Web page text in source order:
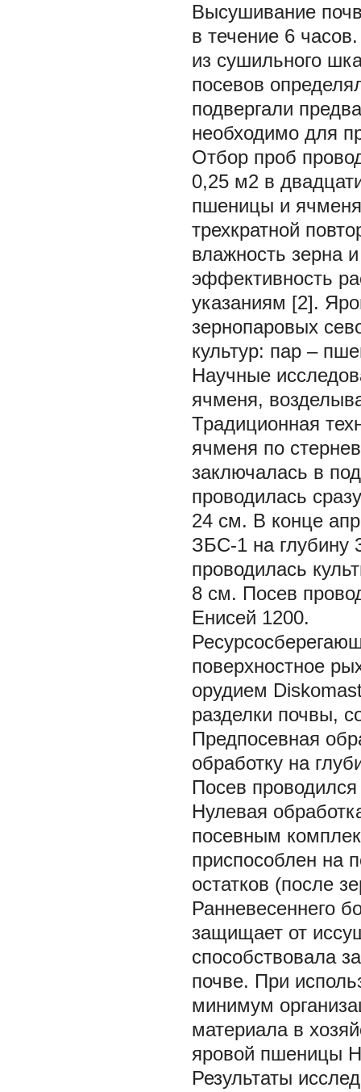
Высушивание
в течение 6
из сушильного
посевов
подвергали
необходимо для
Отбор проб
0,25 м2 в
пшеницы и
трехкратной
влажность зерна
эффективность
указаниям [2].
зернопаровых
культур: пар –
Научные
ячменя,
Традиционная
ячменя по
заключалась в
проводилась
24 см. В конце
ЗБС-1 на глубину
проводилась
8 см. Посев
Енисей 1200.
поверхностное
орудием
разделки почвы,
Предпосевная
обработку на
Посев
Нулевая
посевным
приспособлен на
остатков (после
Ранневесеннего
защищает от
способствовала
почве. При
минимум
материала в
яровой пшеницы
Результаты